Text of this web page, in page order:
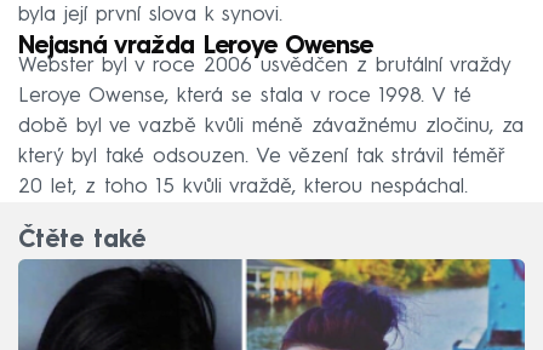
byla její první slova k synovi.
Nejasná vražda Leroye Owense
Webster byl v roce 2006 usvědčen z brutální vraždy
Leroye Owense, která se stala v roce 1998. V té
době byl ve vazbě kvůli méně závažnému zločinu, za
který byl také odsouzen. Ve vězení tak strávil téměř
20 let, z toho 15 kvůli vraždě, kterou nespáchal.
Čtěte také